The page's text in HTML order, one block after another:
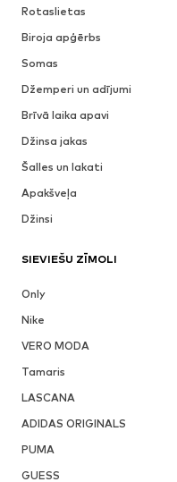
Rotaslietas
Biroja apģērbs
Somas
Džemperi un adījumi
Brīvā laika apavi
Džinsa jakas
Šalles un lakati
Apakšveļa
Džinsi
SIEVIEŠU ZĪMOLI
Only
Nike
VERO MODA
Tamaris
LASCANA
ADIDAS ORIGINALS
PUMA
GUESS